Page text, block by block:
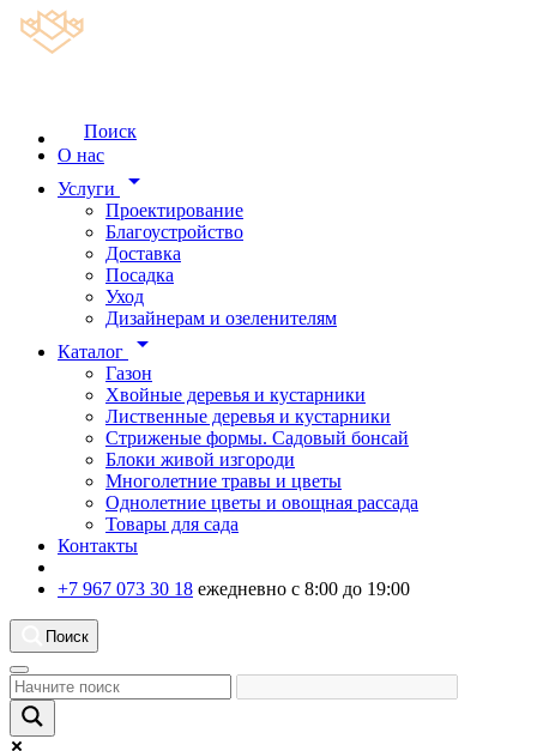
Поиск
О нас
Услуги
arrow_drop_down
Проектирование
Благоустройство
Доставка
Посадка
Уход
Дизайнерам и озеленителям
Каталог
arrow_drop_down
Газон
Хвойные деревья и кустарники
Лиственные деревья и кустарники
Стриженые формы. Садовый бонсай
Блоки живой изгороди
Многолетние травы и цветы
Однолетние цветы и овощная рассада
Товары для сада
Контакты
+7 967 073 30 18 ежедневно с 8:00 до 19:00
Поиск